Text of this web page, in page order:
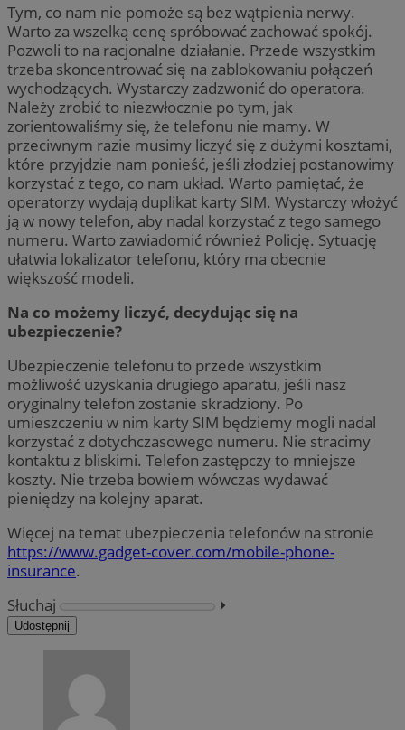
Tym, co nam nie pomoże są bez wątpienia nerwy.
Warto za wszelką cenę spróbować zachować spokój.
Pozwoli to na racjonalne działanie. Przede wszystkim
trzeba skoncentrować się na zablokowaniu połączeń
wychodzących. Wystarczy zadzwonić do operatora.
Należy zrobić to niezwłocznie po tym, jak
zorientowaliśmy się, że telefonu nie mamy. W
przeciwnym razie musimy liczyć się z dużymi kosztami,
które przyjdzie nam ponieść, jeśli złodziej postanowimy
korzystać z tego, co nam układ. Warto pamiętać, że
operatorzy wydają duplikat karty SIM. Wystarczy włożyć
ją w nowy telefon, aby nadal korzystać z tego samego
numeru. Warto zawiadomić również Policję. Sytuację
ułatwia lokalizator telefonu, który ma obecnie
większość modeli.
Na co możemy liczyć, decydując się na
ubezpieczenie?
Ubezpieczenie telefonu to przede wszystkim
możliwość uzyskania drugiego aparatu, jeśli nasz
oryginalny telefon zostanie skradziony. Po
umieszczeniu w nim karty SIM będziemy mogli nadal
korzystać z dotychczasowego numeru. Nie stracimy
kontaktu z bliskimi. Telefon zastępczy to mniejsze
koszty. Nie trzeba bowiem wówczas wydawać
pieniędzy na kolejny aparat.
Więcej na temat ubezpieczenia telefonów na stronie
https://www.gadget-cover.com/mobile-phone-
insurance.
Słuchaj
⏵︎
Udostępnij